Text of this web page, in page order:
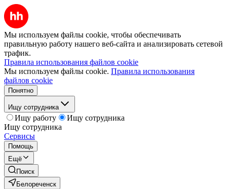
Мы используем файлы cookie, чтобы обеспечивать
правильную работу нашего веб-сайта и анализировать сетевой
трафик.
Правила использования файлов cookie
Мы используем файлы cookie. Правила использования
файлов cookie
Понятно
Ищу сотрудника
Ищу работу
Ищу сотрудника
Ищу сотрудника
Сервисы
Помощь
Ещё
Поиск
Белореченск